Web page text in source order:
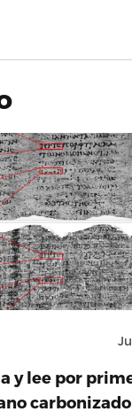
y lee por
carbonizado